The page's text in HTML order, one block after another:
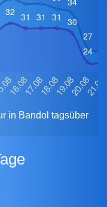
in Bandol tagsüber